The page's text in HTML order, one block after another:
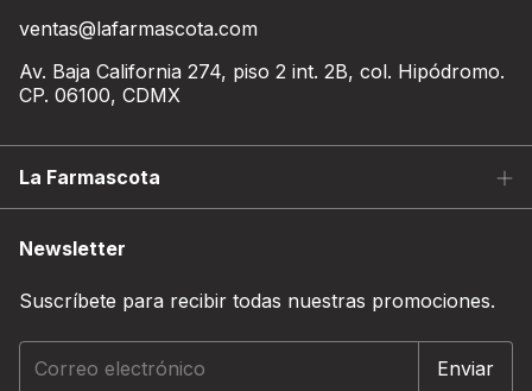
ventas@lafarmascota.com
Av. Baja California 274, piso 2 int. 2B, col. Hipódromo.
CP. 06100, CDMX
La Farmascota
Newsletter
Suscríbete para recibir todas nuestras promociones.